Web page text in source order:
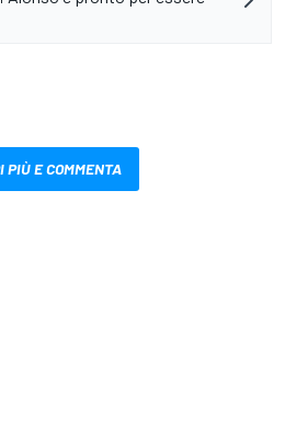
PIÙ E COMMENTA